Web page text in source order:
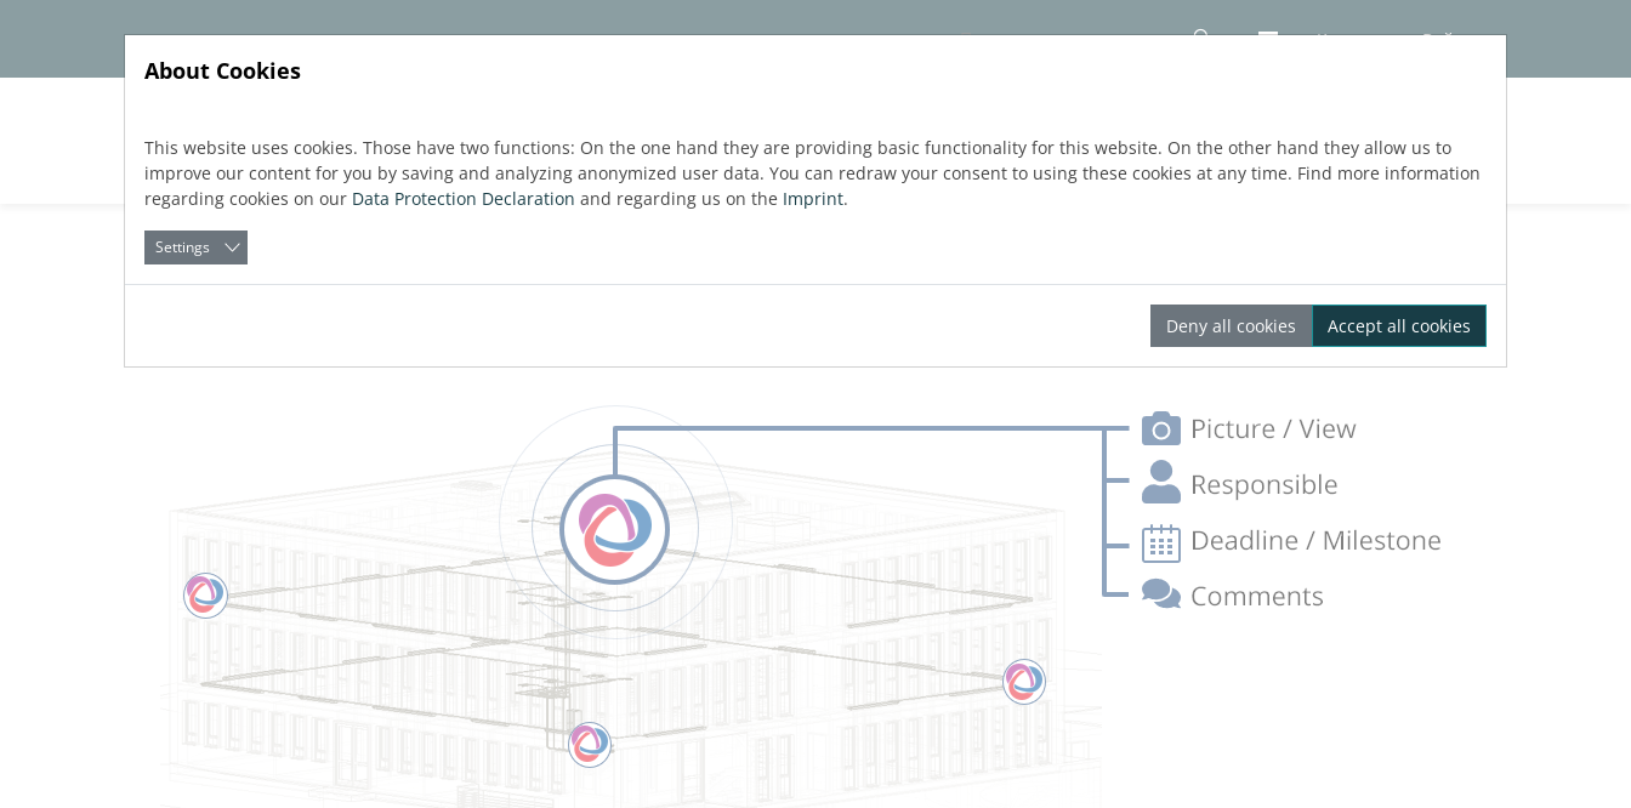
Контакт
Войти
Продукты Услуги Блог ЗАПРОС ТЕСТОВОЙ ВЕРСИИ
About Cookies
This website uses cookies. Those have two functions: On the one hand they are providing basic functionality for this website. On the other hand they allow us to
improve our content for you by saving and analyzing anonymized user data. You can redraw your consent to using these cookies at any time. Find more information
regarding cookies on our Data Protection Declaration and regarding us on the Imprint.
Settings
Deny all cookies Accept all cookies